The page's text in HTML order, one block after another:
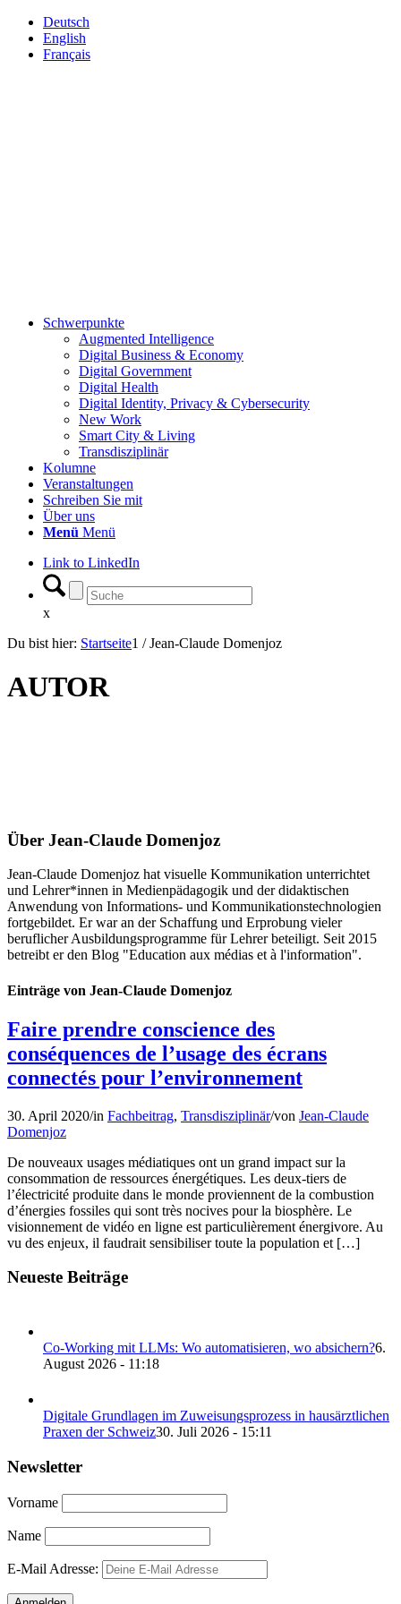
Deutsch
English
Français
Schwerpunkte
Augmented Intelligence
Digital Business & Economy
Digital Government
Digital Health
Digital Identity, Privacy & Cybersecurity
New Work
Smart City & Living
Transdisziplinär
Kolumne
Veranstaltungen
Schreiben Sie mit
Über uns
Menü Menü
Link to LinkedIn
x
Du bist hier: Startseite1 / Jean-Claude Domenjoz
AUTOR
Über Jean-Claude Domenjoz
Jean-Claude Domenjoz hat visuelle Kommunikation unterrichtet
und Lehrer*innen in Medienpädagogik und der didaktischen
Anwendung von Informations- und Kommunikationstechnologien
fortgebildet. Er war an der Schaffung und Erprobung vieler
beruflicher Ausbildungsprogramme für Lehrer beteiligt. Seit 2015
betreibt er den Blog "Education aux médias et à l'information".
Einträge von Jean-Claude Domenjoz
Faire prendre conscience des
conséquences de l’usage des écrans
connectés pour l’environnement
30. April 2020/in Fachbeitrag, Transdisziplinär/von Jean-Claude
Domenjoz
De nouveaux usages médiatiques ont un grand impact sur la
consommation de ressources énergétiques. Les deux-tiers de
l’électricité produite dans le monde proviennent de la combustion
d’énergies fossiles qui sont très nocives pour la biosphère. Le
visionnement de vidéo en ligne est particulièrement énergivore. Au
vu des enjeux, il faudrait sensibiliser toute la population et […]
Neueste Beiträge
Co-Working mit LLMs: Wo automatisieren, wo absichern?6.
August 2026 - 11:18
Digitale Grundlagen im Zuweisungsprozess in hausärztlichen
Praxen der Schweiz30. Juli 2026 - 15:11
Newsletter
Vorname
Name
E-Mail Adresse: